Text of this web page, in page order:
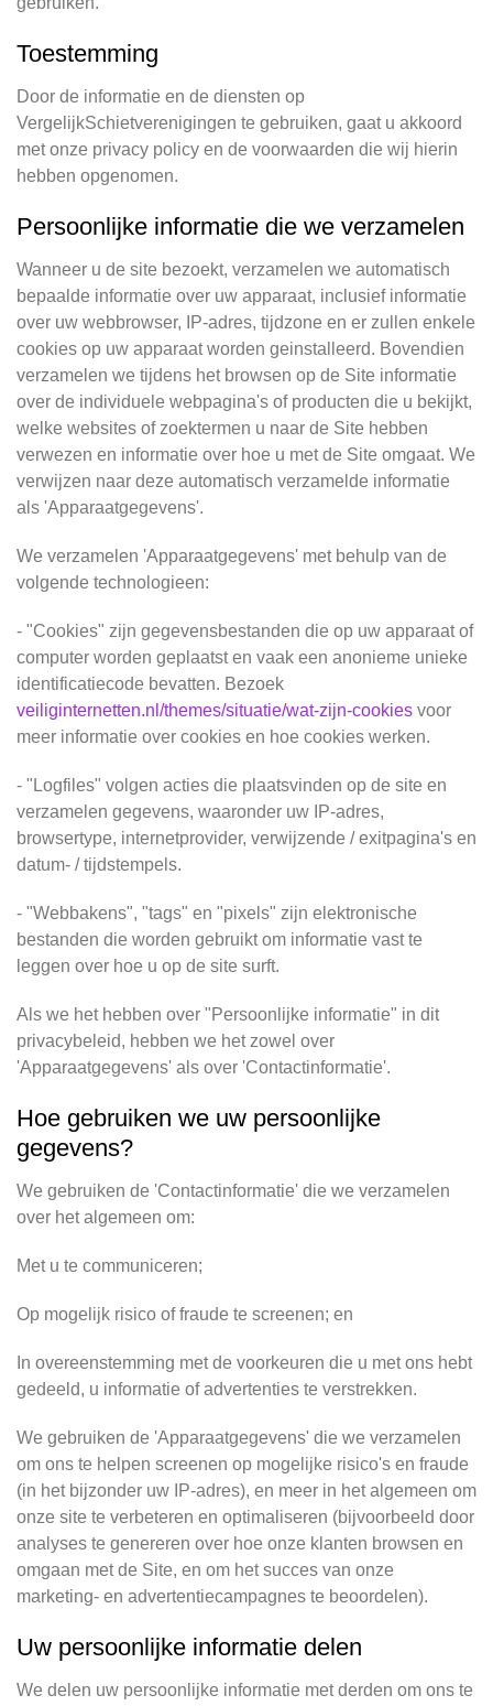
Toestemming
Door de informatie en de diensten op
VergelijkSchietverenigingen te gebruiken, gaat u akkoord
met onze privacy policy en de voorwaarden die wij hierin
hebben opgenomen.
Persoonlijke informatie die we verzamelen
Wanneer u de site bezoekt, verzamelen we automatisch
bepaalde informatie over uw apparaat, inclusief informatie
over uw webbrowser, IP-adres, tijdzone en er zullen enkele
cookies op uw apparaat worden geinstalleerd. Bovendien
verzamelen we tijdens het browsen op de Site informatie
over de individuele webpagina's of producten die u bekijkt,
welke websites of zoektermen u naar de Site hebben
verwezen en informatie over hoe u met de Site omgaat. We
verwijzen naar deze automatisch verzamelde informatie
als 'Apparaatgegevens'.
We verzamelen 'Apparaatgegevens' met behulp van de
volgende technologieen:
- "Cookies" zijn gegevensbestanden die op uw apparaat of
computer worden geplaatst en vaak een anonieme unieke
identificatiecode bevatten. Bezoek
veiliginternetten.nl/themes/situatie/wat-zijn-cookies voor
meer informatie over cookies en hoe cookies werken.
- "Logfiles" volgen acties die plaatsvinden op de site en
verzamelen gegevens, waaronder uw IP-adres,
browsertype, internetprovider, verwijzende / exitpagina's en
datum- / tijdstempels.
- "Webbakens", "tags" en "pixels" zijn elektronische
bestanden die worden gebruikt om informatie vast te
leggen over hoe u op de site surft.
Als we het hebben over "Persoonlijke informatie" in dit
privacybeleid, hebben we het zowel over
'Apparaatgegevens' als over 'Contactinformatie'.
Hoe gebruiken we uw persoonlijke
gegevens?
We gebruiken de 'Contactinformatie' die we verzamelen
over het algemeen om:
Met u te communiceren;
Op mogelijk risico of fraude te screenen; en
In overeenstemming met de voorkeuren die u met ons hebt
gedeeld, u informatie of advertenties te verstrekken.
We gebruiken de 'Apparaatgegevens' die we verzamelen
om ons te helpen screenen op mogelijke risico's en fraude
(in het bijzonder uw IP-adres), en meer in het algemeen om
onze site te verbeteren en optimaliseren (bijvoorbeeld door
analyses te genereren over hoe onze klanten browsen en
omgaan met de Site, en om het succes van onze
marketing- en advertentiecampagnes te beoordelen).
Uw persoonlijke informatie delen
We delen uw persoonlijke informatie met derden om ons te